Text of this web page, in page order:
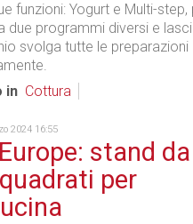
funzioni: Yogurt e Multi-
due programmi diversi e
svolga tutte le preparazioni
in Cottura
2024 16:55
stand
per